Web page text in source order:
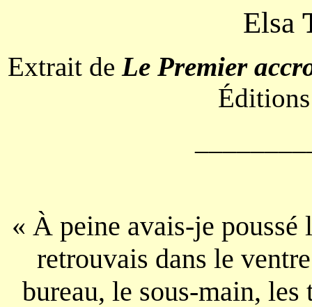
Elsa
Extrait de Le Premier
« Àpeine avais-je poussé
retrouvais dans le
bureau, le sous-main, les